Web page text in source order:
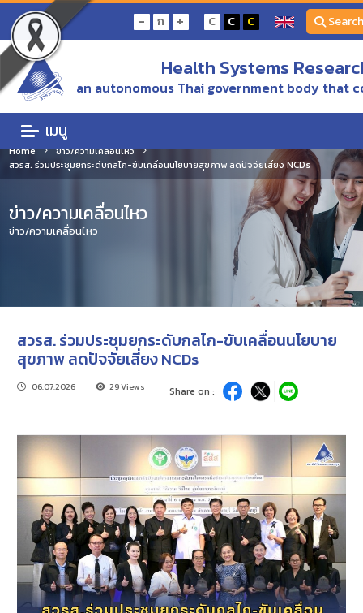
- ก + C C C Search
Health Systems
an autonomous Thai government body that
เมนู
Home
ข่าว/ความเคลื่อนไหว
สวรส. ร่วมประชุมยกระดับกลไก-ขับเคลื่อนนโยบายสุขภาพ ลดปัจจัยเสี่ยง NCDs
ข่าว/ความเคลื่อนไหว
ข่าว/ความเคลื่อนไหว
สวรส. ร่วมประชุมยกระดับกลไก-ขับเคลื่อนนโยบาย
สุขภาพ ลดปัจจัยเสี่ยง NCDs
06.07.2026 29 Views Share on :